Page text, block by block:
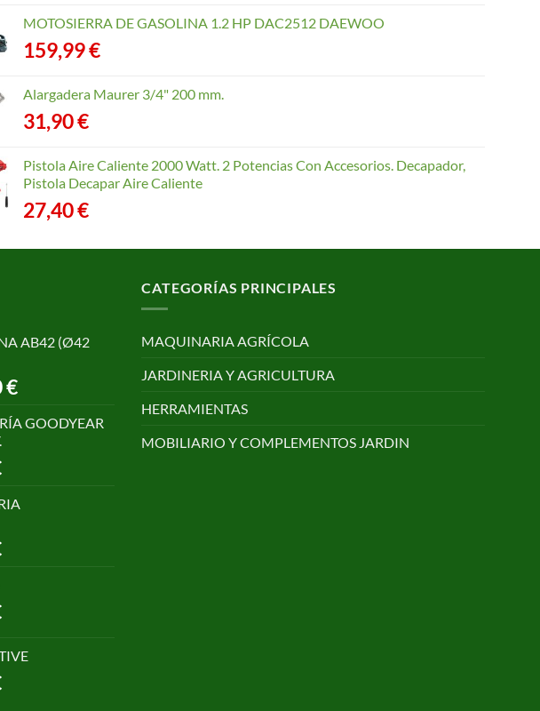
precios:
168,65 €
MOTOSIERRA DE GASOLINA 1.2 HP DAC2512 DAEWOO
159,99€
Alargadera Maurer 3/4" 200 mm.
31,90€
Pistola Aire Caliente 2000 Watt. 2 Potencias Con Accesorios. Decapador,
Pistola Decapar Aire Caliente
27,40€
AB42 (Ø42
€El
actual
GOODYEAR
El
actual
250,00 €.
El
499,00 €.
El
es:
484,99 €.
El
CATEGORÍAS PRINCIPALES
MAQUINARIA AGRÍCOLA
JARDINERIA Y AGRICULTURA
HERRAMIENTAS
MOBILIARIO Y COMPLEMENTOS JARDIN